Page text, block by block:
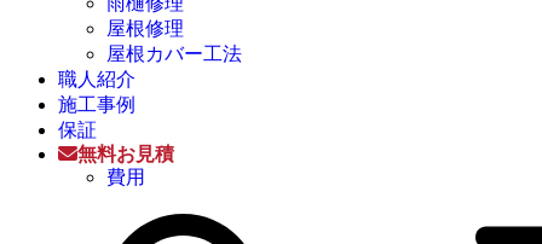
屋根修理
屋根カバー工法
職人紹介
施工事例
保証
無料お見積
費用